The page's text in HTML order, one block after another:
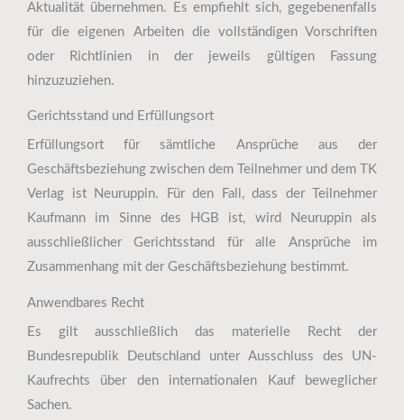
Aktualität übernehmen. Es empfiehlt sich, gegebenenfalls
für die eigenen Arbeiten die vollständigen Vorschriften
oder Richtlinien in der jeweils gültigen Fassung
hinzuzuziehen.
Gerichtsstand und Erfüllungsort
Erfüllungsort für sämtliche Ansprüche aus der
Geschäftsbeziehung zwischen dem Teilnehmer und dem TK
Verlag ist Neuruppin. Für den Fall, dass der Teilnehmer
Kaufmann im Sinne des HGB ist, wird Neuruppin als
ausschließlicher Gerichtsstand für alle Ansprüche im
Zusammenhang mit der Geschäftsbeziehung bestimmt.
Anwendbares Recht
Es gilt ausschließlich das materielle Recht der
Bundesrepublik Deutschland unter Ausschluss des UN-
Kaufrechts über den internationalen Kauf beweglicher
Sachen.